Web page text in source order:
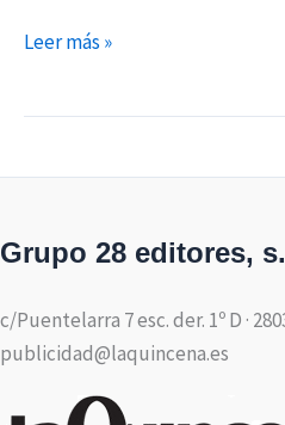
Leer más »
Grupo 28 editores,
c/Puentelarra 7 esc. der. 1º D ·
publicidad@laquincena.es